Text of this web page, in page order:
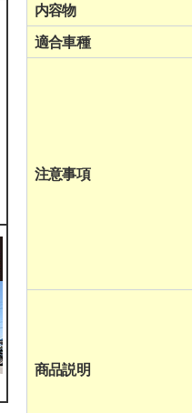
内容物
適合車種
注意事項
商品説明